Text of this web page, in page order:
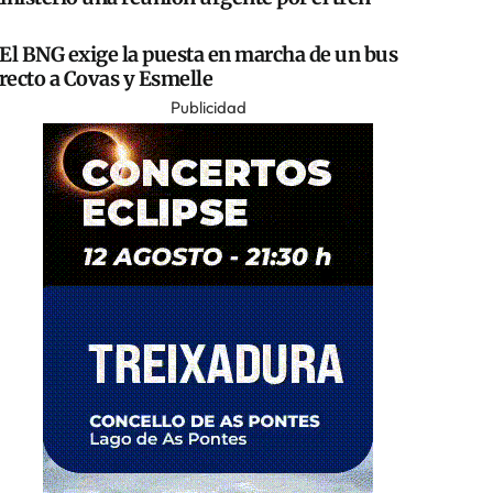
El BNG exige la puesta en marcha de un bus
a Covas y Esmelle
Publicidad